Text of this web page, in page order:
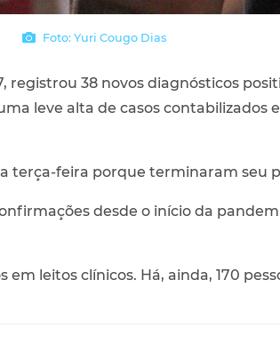
Foto: Yuri Cougo Dias
registrou 38 novos diagnósticos
leve alta de casos contabilizados
terça-feira porque terminaram seu
desde o início da
leitos clínicos. Há, ainda, 170